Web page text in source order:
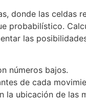
donde las celdas
probabilístico.
las
números bajos.
de cada
la ubicación de las